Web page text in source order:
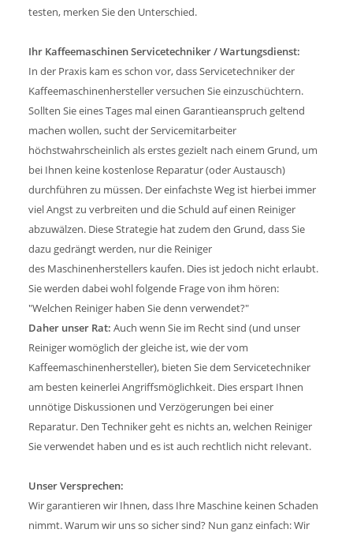
testen, merken Sie den Unterschied.
Ihr Kaffeemaschinen Servicetechniker / Wartungsdienst:
In der Praxis kam es schon vor, dass Servicetechniker der
Kaffeemaschinenhersteller versuchen Sie einzuschüchtern.
Sollten Sie eines Tages mal einen Garantieanspruch geltend
machen wollen, sucht der Servicemitarbeiter
höchstwahrscheinlich als erstes gezielt nach einem Grund, um
bei Ihnen keine kostenlose Reparatur (oder Austausch)
durchführen zu müssen. Der einfachste Weg ist hierbei immer
viel Angst zu verbreiten und die Schuld auf einen Reiniger
abzuwälzen. Diese Strategie hat zudem den Grund, dass Sie
dazu gedrängt werden, nur die Reiniger
des Maschinenherstellers kaufen. Dies ist jedoch nicht erlaubt.
Sie werden dabei wohl folgende Frage von ihm hören:
"Welchen Reiniger haben Sie denn verwendet?"
Daher unser Rat: Auch wenn Sie im Recht sind (und unser
Reiniger womöglich der gleiche ist, wie der vom
Kaffeemaschinenhersteller), bieten Sie dem Servicetechniker
am besten keinerlei Angriffsmöglichkeit. Dies erspart Ihnen
unnötige Diskussionen und Verzögerungen bei einer
Reparatur. Den Techniker geht es nichts an, welchen Reiniger
Sie verwendet haben und es ist auch rechtlich nicht relevant.
Unser Versprechen:
Wir garantieren wir Ihnen, dass Ihre Maschine keinen Schaden
nimmt. Warum wir uns so sicher sind? Nun ganz einfach: Wir